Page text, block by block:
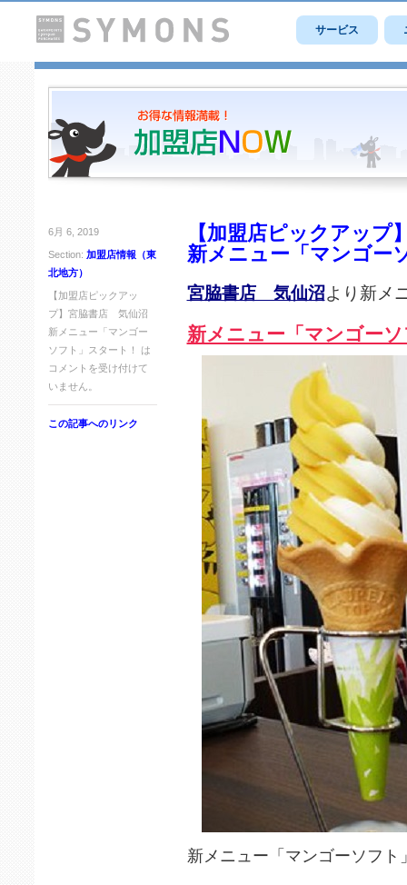
サービス
6月 6, 2019
Section: 加盟店情報（東
北地方）
【加盟店ピックアッ
プ】宮脇書店 気仙沼
新メニュー「マンゴー
ソフト」スタート！ は
コメントを受け付けて
いません。
この記事へのリンク
【加盟店ピックアッ
新メニュー「マンゴー
宮脇書店 気仙沼より新メ
新メニュー「マンゴー
新メニュー「マンゴーソフト